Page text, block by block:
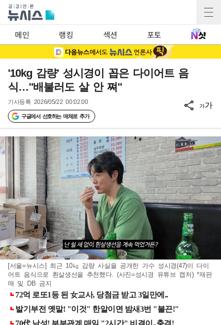
메인 랭킹 섹션 포토
'10kg 감량' 성시경이 꼽은 다이어트 음
식…"배불러도 살 안 쪄"
기사등록 2026/05/22 00:02:00
구글에서 선호하는 매체로 추가
가가
[서울=뉴시스] 최근 10㎏ 감량 사실을 공개한 가수 성시경(47)이 다이
어트 음식으로 흰살생선을 추천했다. (사진=성시경 유튜브 캡처) *재판
매 및 DB 금지